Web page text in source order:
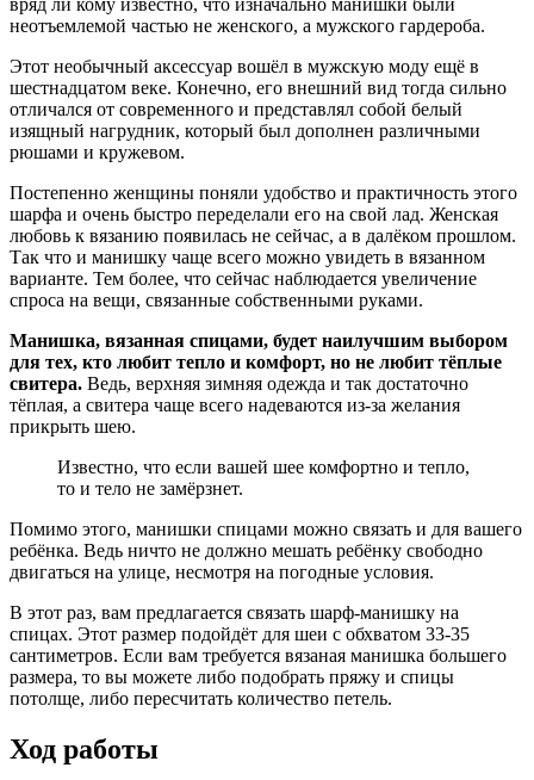
неотъемлемой частью не женского, а мужского гардероба.
Этот необычный аксессуар вошёл в мужскую моду ещё в
шестнадцатом веке. Конечно, его внешний вид тогда сильно
отличался от современного и представлял собой белый
изящный нагрудник, который был дополнен различными
рюшами и кружевом.
Постепенно женщины поняли удобство и практичность этого
шарфа и очень быстро переделали его на свой лад. Женская
любовь к вязанию появилась не сейчас, а в далёком прошлом.
Так что и манишку чаще всего можно увидеть в вязанном
варианте. Тем более, что сейчас наблюдается увеличение
спроса на вещи, связанные собственными руками.
Манишка, вязанная спицами, будет наилучшим выбором
для тех, кто любит тепло и комфорт, но не любит тёплые
свитера. Ведь, верхняя зимняя одежда и так достаточно
тёплая, а свитера чаще всего надеваются из-за желания
прикрыть шею.
Известно, что если вашей шее комфортно и тепло,
то и тело не замёрзнет.
Помимо этого, манишки спицами можно связать и для вашего
ребёнка. Ведь ничто не должно мешать ребёнку свободно
двигаться на улице, несмотря на погодные условия.
В этот раз, вам предлагается связать шарф-манишку на
спицах. Этот размер подойдёт для шеи с обхватом 33-35
сантиметров. Если вам требуется вязаная манишка большего
размера, то вы можете либо подобрать пряжу и спицы
потолще, либо пересчитать количество петель.
Ход работы